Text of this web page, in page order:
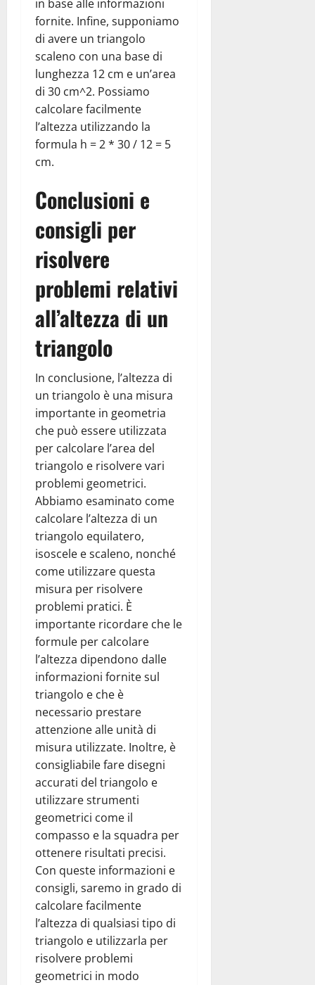
in base alle informazioni
fornite. Infine, supponiamo
di avere un triangolo
scaleno con una base di
lunghezza 12 cm e un’area
di 30 cm^2. Possiamo
calcolare facilmente
l’altezza utilizzando la
formula h = 2 * 30 / 12 = 5
cm.
Conclusioni e
consigli per
risolvere
problemi relativi
all’altezza di un
triangolo
In conclusione, l’altezza di
un triangolo è una misura
importante in geometria
che può essere utilizzata
per calcolare l’area del
triangolo e risolvere vari
problemi geometrici.
Abbiamo esaminato come
calcolare l’altezza di un
triangolo equilatero,
isoscele e scaleno, nonché
come utilizzare questa
misura per risolvere
problemi pratici. È
importante ricordare che le
formule per calcolare
l’altezza dipendono dalle
informazioni fornite sul
triangolo e che è
necessario prestare
attenzione alle unità di
misura utilizzate. Inoltre, è
consigliabile fare disegni
accurati del triangolo e
utilizzare strumenti
geometrici come il
compasso e la squadra per
ottenere risultati precisi.
Con queste informazioni e
consigli, saremo in grado di
calcolare facilmente
l’altezza di qualsiasi tipo di
triangolo e utilizzarla per
risolvere problemi
geometrici in modo